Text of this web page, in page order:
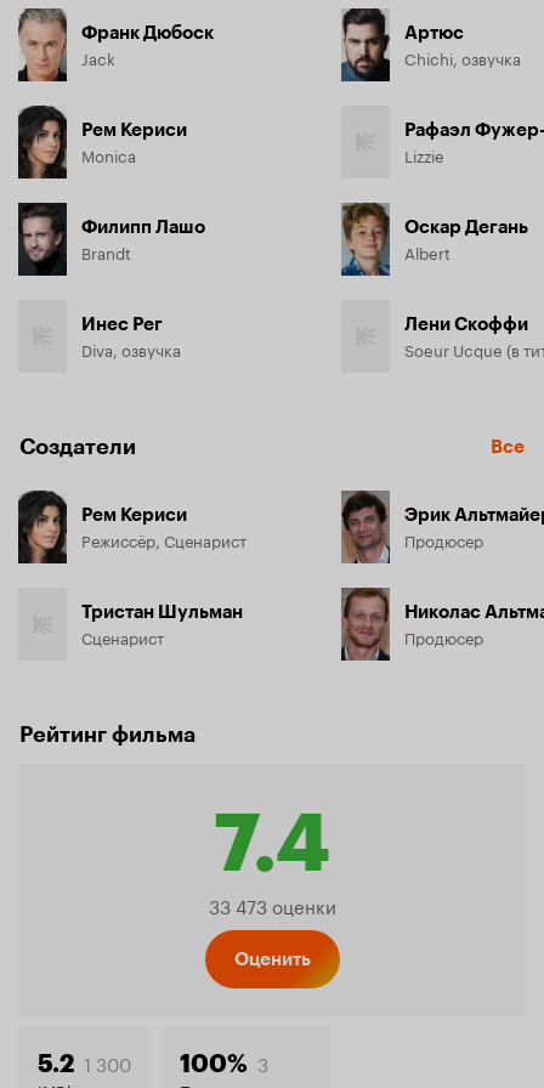
Франк Дюбоск
Jack
Рем Кериси
Monica
Филипп Лашо
Brandt
Инес Рег
Diva, озвучка
Артюс
Chichi, озвучка
Рафаэл
Lizzie
Оскар Дегань
Albert
Лени Скоффи
Создатели Все
Рем Кериси
Режиссёр, Сценарист
Тристан Шульман
Сценарист
Эрик
Продюсер
Николас
Продюсер
Рейтинг фильма
7.4
Рейтинг
33 473 оценки
Оценить
5.2 1 300 100% 3